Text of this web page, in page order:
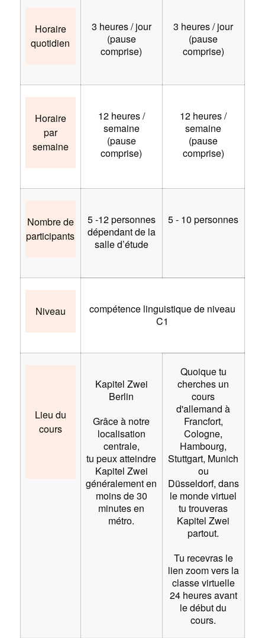
Horaire
quotidien
3 heures / jour
(pause
comprise)
3 heures / jour
(pause
comprise)
Horaire
par
semaine
12 heures /
semaine
(pause
comprise)
12 heures /
semaine
(pause
comprise)
Nombre de
participants
5 -12 personnes
dépendant de la
salle d’étude
5 - 10 personnes
Niveau
compétence linguistique de niveau
C1
Lieu du
cours
Kapitel Zwei
Berlin
Grâce à notre
localisation
centrale,
tu peux atteindre
Kapitel Zwei
généralement en
moins de 30
minutes en
métro.
Quoique tu
cherches un
cours
d'allemand à
Francfort,
Cologne,
Hambourg,
Stuttgart, Munich
ou
Düsseldorf, dans
le monde virtuel
tu trouveras
Kapitel Zwei
partout.
Tu recevras le
lien zoom vers la
classe virtuelle
24 heures avant
le début du
cours.